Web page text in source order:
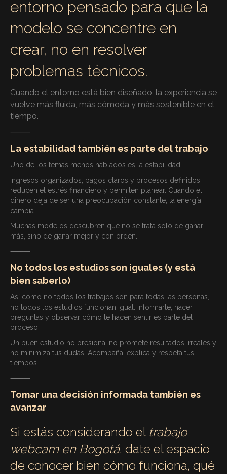
entorno pensado para que la
modelo se concentre en
crear, no en resolver
problemas técnicos.
Cuando el entorno está bien diseñado, la experiencia se
vuelve más fluida, más cómoda y más sostenible en el
tiempo.
⸻
La estabilidad también es parte del trabajo
Uno de los temas menos hablados es la estabilidad.
Ingresos organizados, pagos claros y procesos definidos
reducen el estrés financiero y permiten planear. Cuando el
dinero deja de ser una preocupación constante, la energía
cambia.
Muchas modelos descubren que no se trata solo de ganar
más, sino de ganar mejor y con orden.
⸻
No todos los estudios son iguales (y está
bien saberlo)
Así como no todos los trabajos son para todas las personas,
no todos los estudios funcionan igual. Informarte, hacer
preguntas y observar cómo te hacen sentir es parte del
proceso.
Un buen estudio no presiona, no promete resultados irreales y
no minimiza tus dudas. Acompaña, explica y respeta tus
tiempos.
⸻
Tomar una decisión informada también es
avanzar
Si estás considerando el trabajo
webcam en Bogotá, date el espacio
de conocer bien cómo funciona, qué